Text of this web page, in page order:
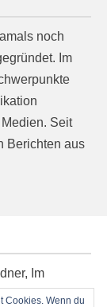
noch
Im
Seit
Berichten aus
Im
Mail:
Cookies. Wenn du